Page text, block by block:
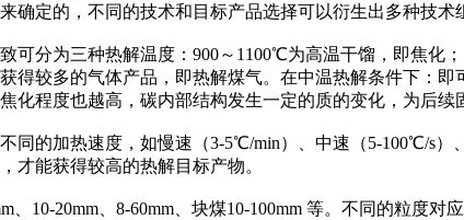
定的，不同的技术和目标产品选择可以衍生出多种技术
分为三种热解温度：900～1100℃为高温干馏，即焦化
得较多的气体产品，即热解煤气。在中温热解条件下：
程度也越高，碳内部结构发生一定的质的变化，为后续
的加热速度，如慢速（3-5℃/min）、中速（5-100℃/s）
才能获得较高的热解目标产物。
20mm、8-60mm、块煤10-100mm 等。不同的粒度对